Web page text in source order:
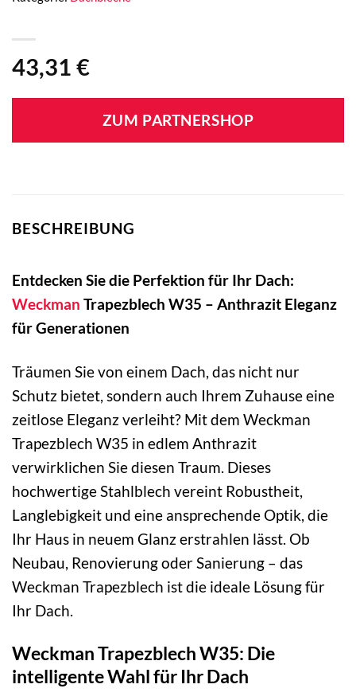
43,31 €
ZUM PARTNERSHOP
BESCHREIBUNG
Entdecken Sie die Perfektion für Ihr Dach:
Weckman Trapezblech W35 – Anthrazit Eleganz
für Generationen
Träumen Sie von einem Dach, das nicht nur
Schutz bietet, sondern auch Ihrem Zuhause eine
zeitlose Eleganz verleiht? Mit dem Weckman
Trapezblech W35 in edlem Anthrazit
verwirklichen Sie diesen Traum. Dieses
hochwertige Stahlblech vereint Robustheit,
Langlebigkeit und eine ansprechende Optik, die
Ihr Haus in neuem Glanz erstrahlen lässt. Ob
Neubau, Renovierung oder Sanierung – das
Weckman Trapezblech ist die ideale Lösung für
Ihr Dach.
Weckman Trapezblech W35: Die
intelligente Wahl für Ihr Dach